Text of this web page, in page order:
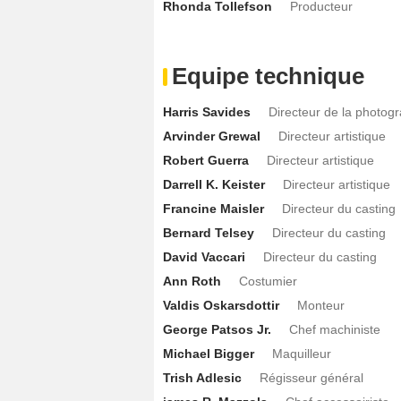
Rhonda Tollefson Producteur
Equipe technique
Harris Savides
Directeur de la
Arvinder Grewal
Directeur artistique
Robert Guerra
Directeur artistique
Darrell K. Keister
Directeur artistique
Francine Maisler
Directeur du casting
Bernard Telsey
Directeur du casting
David Vaccari
Directeur du casting
Ann Roth
Costumier
Valdis Oskarsdottir
Monteur
George Patsos Jr.
Chef machiniste
Michael Bigger
Maquilleur
Trish Adlesic
Régisseur général